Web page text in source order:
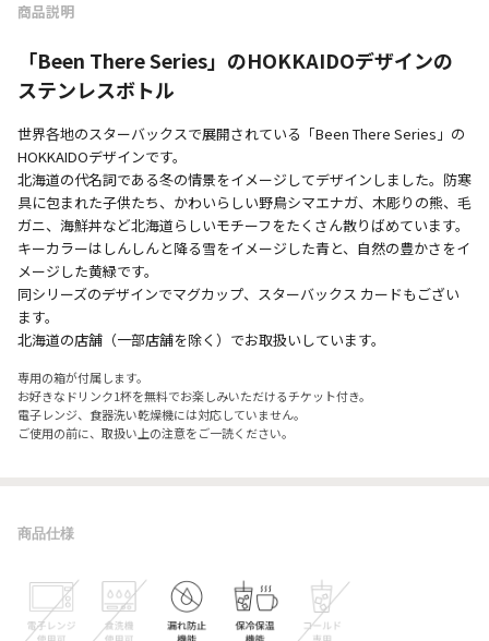
商品説明
「Been There Series」のHOKKAIDOデザインの
ステンレスボトル
世界各地のスターバックスで展開されている「Been There Series」の
HOKKAIDOデザインです。
北海道の代名詞である冬の情景をイメージしてデザインしました。防寒
具に包まれた子供たち、かわいらしい野鳥シマエナガ、木彫りの熊、毛
ガニ、海鮮丼など北海道らしいモチーフをたくさん散りばめています。
キーカラーはしんしんと降る雪をイメージした青と、自然の豊かさをイ
メージした黄緑です。
同シリーズのデザインでマグカップ、スターバックス カードもござい
ます。
北海道の店舗（一部店舗を除く）でお取扱いしています。
専用の箱が付属します。
お好きなドリンク1杯を無料でお楽しみいただけるチケット付き。
電子レンジ、食器洗い乾燥機には対応していません。
ご使用の前に、取扱い上の注意をご一読ください。
商品仕様